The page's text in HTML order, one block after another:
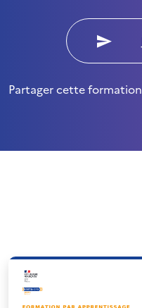
Partager cette formation